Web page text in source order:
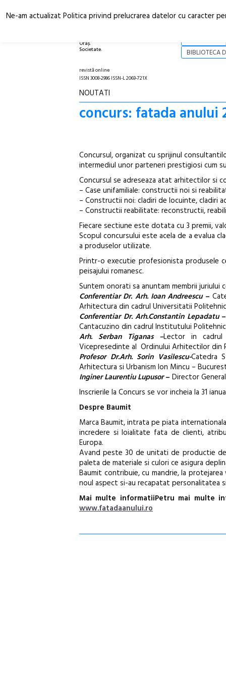
Oraș.
Societate.
BIBLIOTECA
revistă online
ISSN 3008-2986 ISSN-L 2069-721X
NOUTATI
concurs: fatada anului
Concursul, organizat cu sprijinul
intermediul unor parteneri prestigiosi cum
Concursul se adreseaza atat arhitectilor si
– Case unifamiliale: constructii noi si
– Constructii noi: cladiri de locuinte, cladiri
– Constructii reabilitate: reconstructii,
Fiecare sectiune este dotata cu 3 premii,
Scopul concursului este acela de a evalua
a produselor utilizate.
Printr-o executie profesionista produsele
peisajului romanesc.
Suntem onorati sa anuntam membrii juriului
Conferentiar Dr. Arh. Ioan Andreescu–
Arhitectura din cadrul Universitatii
Conferentiar Dr. Arh.Constantin Lepadatu–
Cantacuzino din cadrul Institutului Politehnic
Arh. Serban Tiganas –Lector in cadrul
Vicepresedinte al Ordinului Arhitectilor din
Profesor Dr.Arh. Sorin Vasilescu-Catedra
Arhitectura si Urbanism Ion Mincu –
Inginer Laurentiu Lupusor– Director
Inscrierile la Concurs se vor incheia la 31
Despre Baumit
Marca Baumit, intrata pe piata
incredere si loialitate fata de clienti,
Europa.
Avand peste 30 de unitati de productie
paleta de materiale si culori ce asigura
Baumit contribuie, cu mandrie, la
noul aspect si-au recapatat personalitatea
Mai multe informatiiPetru mai multe
www.fatadaanului.ro
Ne-am actualizat Politica privind prelucrarea datelor cu caracter